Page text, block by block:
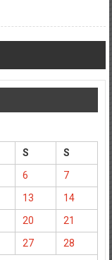
S
S
6
7
13
14
20
21
27 28